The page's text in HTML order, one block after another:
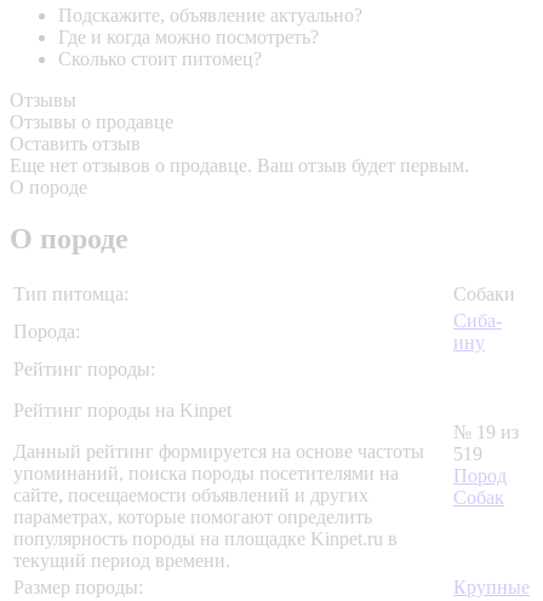
Подскажите, объявление актуально?
Где и когда можно посмотреть?
Сколько стоит питомец?
Отзывы
Отзывы о продавце
Оставить отзыв
Еще нет отзывов о продавце. Ваш отзыв будет первым.
О породе
О породе
Тип питомца:
Собаки
Порода:
Сиба-
ину
Рейтинг породы:
Рейтинг породы на Kinpet
Данный рейтинг формируется на основе частоты
упоминаний, поиска породы посетителями на
сайте, посещаемости объявлений и других
параметрах, которые помогают определить
популярность породы на площадке Kinpet.ru в
текущий период времени.
№ 19 из
519
Пород
Собак
Размер породы:
Крупные